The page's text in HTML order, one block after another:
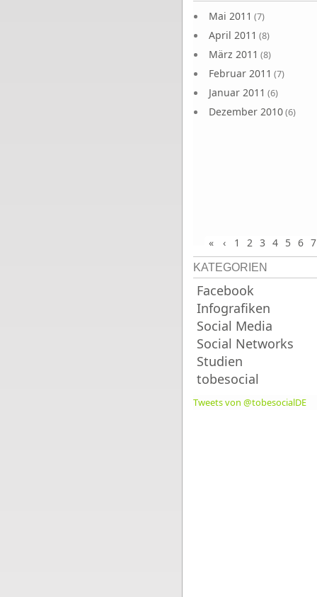
Mai 2011 (7)
April 2011 (8)
März 2011 (8)
Februar 2011 (7)
Januar 2011 (6)
Dezember 2010(6)
« ‹ 1 2 3 4 5 6 7
KATEGORIEN
Facebook
Infografiken
Social Media
Social Networks
Studien
tobesocial
Tweets von @tobesocialDE